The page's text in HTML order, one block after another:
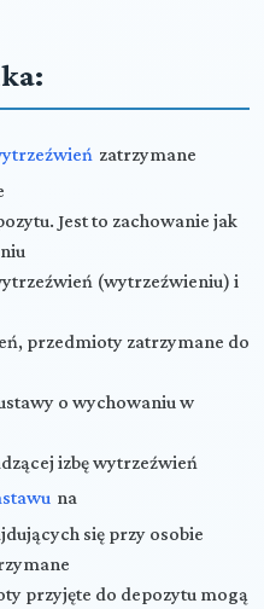
zatrzymane
Jest to zachowanie jak
(wytrzeźwieniu) i
przedmioty zatrzymane do
o wychowaniu w
izbę wytrzeźwień
na
się przy osobie
przyjęte do depozytu mogą